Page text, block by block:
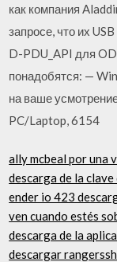
как компания
запросе, что их
D-PDU_API для
понадобятся: —
на ваше
PC/Laptop, 6154
ally mcbeal por una
descarga de la
ender io 423
ven cuando estés
descarga de la
descargar